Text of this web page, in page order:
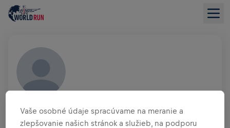
AUT
Vaše osobné údaje spracúvame na meranie a
zlepšovanie našich stránok a služieb, na podporu